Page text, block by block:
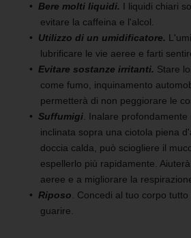
Bere molti liquidi. I liquidi chiari
evitare la caffeina e l'alcol.
Utilizzo di un umidificatore.
lubrificare le vie aeree e farti
Evitare sostanze irritanti. Stare
come fumo, inquinamento
permetterà di non peggiorare le
Suffumigi. Inalare
inclinata sopra una ciotola piena
doccia calda, può sciogliere il
espellerlo più rapidamente.
aeree e a migliorare la
Riposo. Concedi al tuo corpo
guarire.